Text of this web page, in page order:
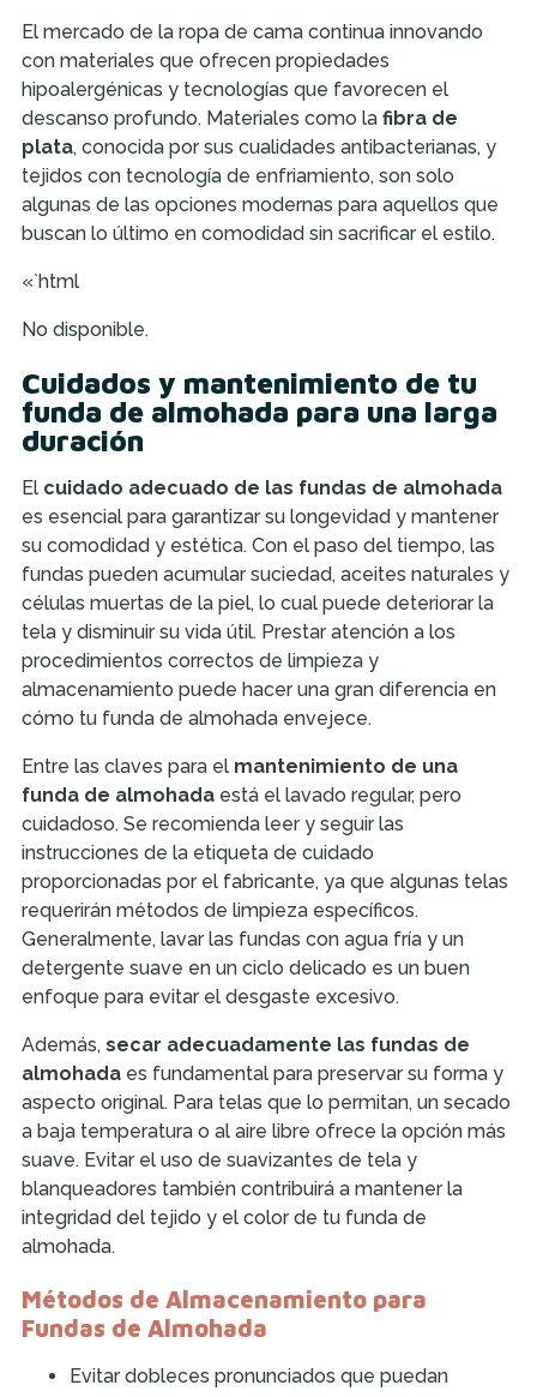
El mercado de la ropa de cama continua innovando
con materiales que ofrecen propiedades
hipoalergénicas y tecnologías que favorecen el
descanso profundo. Materiales como la fibra de
plata, conocida por sus cualidades antibacterianas, y
tejidos con tecnología de enfriamiento, son solo
algunas de las opciones modernas para aquellos que
buscan lo último en comodidad sin sacrificar el estilo.
«`html
No disponible.
Cuidados y mantenimiento de tu
funda de almohada para una larga
duración
El cuidado adecuado de las fundas de almohada
es esencial para garantizar su longevidad y mantener
su comodidad y estética. Con el paso del tiempo, las
fundas pueden acumular suciedad, aceites naturales y
células muertas de la piel, lo cual puede deteriorar la
tela y disminuir su vida útil. Prestar atención a los
procedimientos correctos de limpieza y
almacenamiento puede hacer una gran diferencia en
cómo tu funda de almohada envejece.
Entre las claves para el mantenimiento de una
funda de almohada está el lavado regular, pero
cuidadoso. Se recomienda leer y seguir las
instrucciones de la etiqueta de cuidado
proporcionadas por el fabricante, ya que algunas telas
requerirán métodos de limpieza específicos.
Generalmente, lavar las fundas con agua fría y un
detergente suave en un ciclo delicado es un buen
enfoque para evitar el desgaste excesivo.
Además, secar adecuadamente las fundas de
almohada es fundamental para preservar su forma y
aspecto original. Para telas que lo permitan, un secado
a baja temperatura o al aire libre ofrece la opción más
suave. Evitar el uso de suavizantes de tela y
blanqueadores también contribuirá a mantener la
integridad del tejido y el color de tu funda de
almohada.
Métodos de Almacenamiento para
Fundas de Almohada
Evitar dobleces pronunciados que puedan